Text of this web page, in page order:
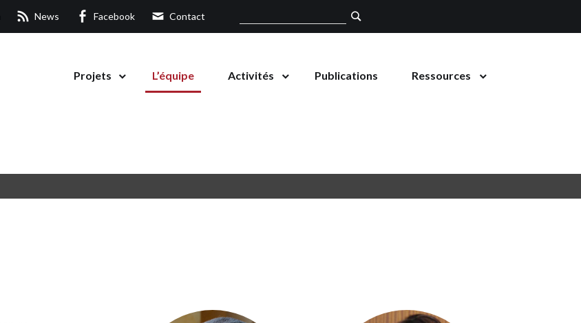
News Facebook Contact
Projets L’équipe Activités Publications Ressources